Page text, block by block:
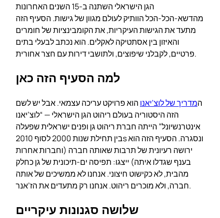
הגן הישראלי השתנה ב-15 השנים האחרונות
מהדשא-הכל-הכל הוותיק לעולם מגוון של גישות. הסעיף הזה
מתעד את הגישות העיקריות, את הקומבינציות של חומרים
והאיזון בין אסתטיקה לאקלים. הוא נכתב לבעלי בתים
פרטיים, לקבלני שיפוצים, ולתושבי דירות עם חצר אחורית.
למה הסעיף הזה כאן
המדריך של לוצ’יאנו הוא פרויקט עריכה עצמאי. אבל יש לשם
הזה היסטוריה בעולם ריהוט הגן הישראלי — “לוצ’יאנו
אינטרנשיונל” הייתה חברת ריהוט גן ופנים ישראלית שפעלה
בין תחילת שנות 2000 לסוף 2010s ונסגרה. הסעיף הזה הוא
ירושה רעיונית של תרבות שאותה חברה (וחברות אחרות
בענף שגדלו איתה) ייצגו: תפיסה ים-תיכונית של גן כחלק
מהבית, לא כקישוט חיצוני. אנחנו לא ממשיכים של אותה
חברה, ולא מוכרים ריהוט. אנחנו רק מתעדים את הז’אנר.
שלושה סגנונות עיקריים